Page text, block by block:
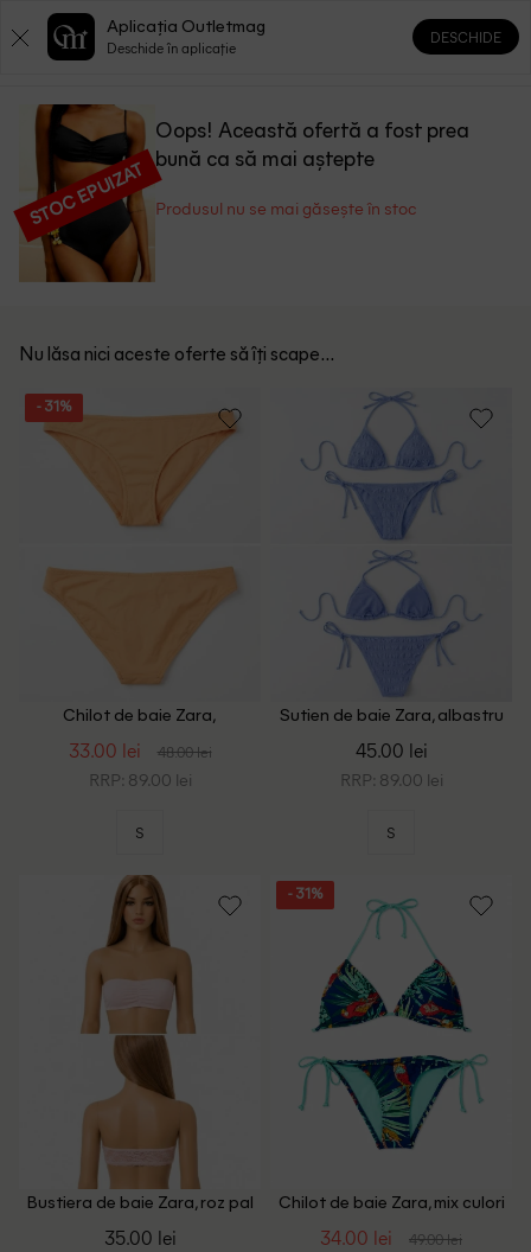
0 0
STOC EPUIZAT
Oops! Această ofertă a fost prea
bună ca să mai aștepte
Produsul nu se mai găsește în stoc
Nu lăsa nici aceste oferte să îți scape...
- 31%
Chilot de baie Zara,
33.00 lei 48.00 lei
RRP: 89.00 lei
S
Sutien de baie Zara, albastru
45.00 lei
RRP: 89.00 lei
S
Bustiera de baie Zara, roz pal
35.00 lei
- 31%
Chilot de baie Zara, mix culori
34.00 lei 49.00 lei
Aplicația Outletmag
Deschide în aplicație
DESCHIDE